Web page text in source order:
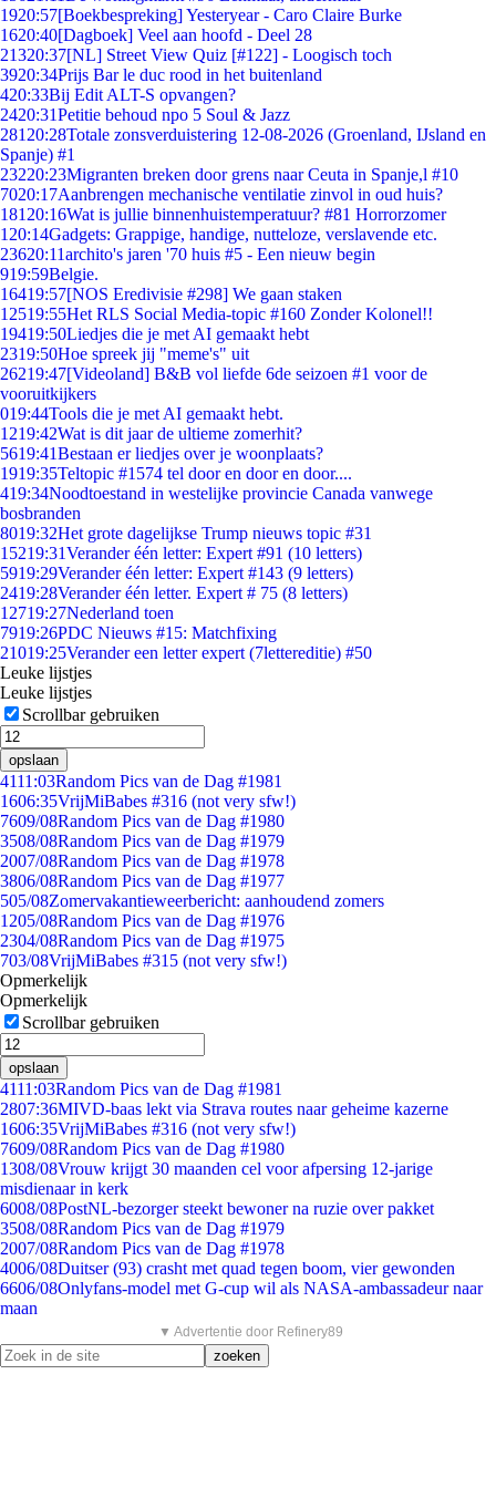
1920:57[Boekbespreking] Yesteryear - Caro Claire Burke
1620:40[Dagboek] Veel aan hoofd - Deel 28
21320:37[NL] Street View Quiz [#122] - Loogisch toch
3920:34Prijs Bar le duc rood in het buitenland
420:33Bij Edit ALT-S opvangen?
2420:31Petitie behoud npo 5 Soul & Jazz
281 20:28Totale zonsverduistering 12-08-2026 (Groenland, IJsland en
Spanje) #1
23220:23Migranten breken door grens naar Ceuta in Spanje,l #10
7020:17Aanbrengen mechanische ventilatie zinvol in oud huis?
181 20:16Wat is jullie binnenhuistemperatuur? #81 Horrorzomer
1 20:14Gadgets: Grappige, handige, nutteloze, verslavende etc.
23620:11archito's jaren '70 huis #5 - Een nieuw begin
919:59Belgie.
16419:57[NOS Eredivisie #298] We gaan staken
12519:55Het RLS Social Media-topic #160 Zonder Kolonel!!
19419:50Liedjes die je met AI gemaakt hebt
2319:50Hoe spreek jij "meme's" uit
26219:47[Videoland] B&B vol liefde 6de seizoen #1 voor de
vooruitkijkers
019:44Tools die je met AI gemaakt hebt.
1219:42Wat is dit jaar de ultieme zomerhit?
5619:41Bestaan er liedjes over je woonplaats?
1919:35Teltopic #1574 tel door en door en door....
419:34Noodtoestand in westelijke provincie Canada vanwege
bosbranden
8019:32Het grote dagelijkse Trump nieuws topic #31
15219:31Verander één letter: Expert #91 (10 letters)
5919:29Verander één letter: Expert #143 (9 letters)
2419:28Verander één letter. Expert # 75 (8 letters)
12719:27Nederland toen
7919:26PDC Nieuws #15: Matchfixing
21019:25Verander een letter expert (7lettereditie) #50
Leuke lijstjes
Leuke lijstjes
Scrollbar gebruiken
opslaan
4111:03Random Pics van de Dag #1981
1606:35VrijMiBabes #316 (not very sfw!)
7609/08Random Pics van de Dag #1980
3508/08Random Pics van de Dag #1979
2007/08Random Pics van de Dag #1978
3806/08Random Pics van de Dag #1977
505/08Zomervakantieweerbericht: aanhoudend zomers
1205/08Random Pics van de Dag #1976
2304/08Random Pics van de Dag #1975
703/08VrijMiBabes #315 (not very sfw!)
Opmerkelijk
Opmerkelijk
Scrollbar gebruiken
opslaan
4111:03Random Pics van de Dag #1981
2807:36MIVD-baas lekt via Strava routes naar geheime kazerne
1606:35VrijMiBabes #316 (not very sfw!)
7609/08Random Pics van de Dag #1980
1308/08Vrouw krijgt 30 maanden cel voor afpersing 12-jarige
misdienaar in kerk
6008/08PostNL-bezorger steekt bewoner na ruzie over pakket
3508/08Random Pics van de Dag #1979
2007/08Random Pics van de Dag #1978
4006/08Duitser (93) crasht met quad tegen boom, vier gewonden
6606/08Onlyfans-model met G-cup wil als NASA-ambassadeur naar
maan
▼ Advertentie door Refinery89